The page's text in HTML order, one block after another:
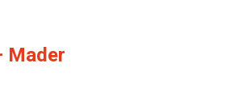
Mader